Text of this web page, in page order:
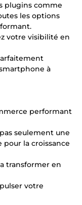
plugins comme
les options
votre visibilité en
à
performant
seulement une
pour la croissance
transformer en
votre